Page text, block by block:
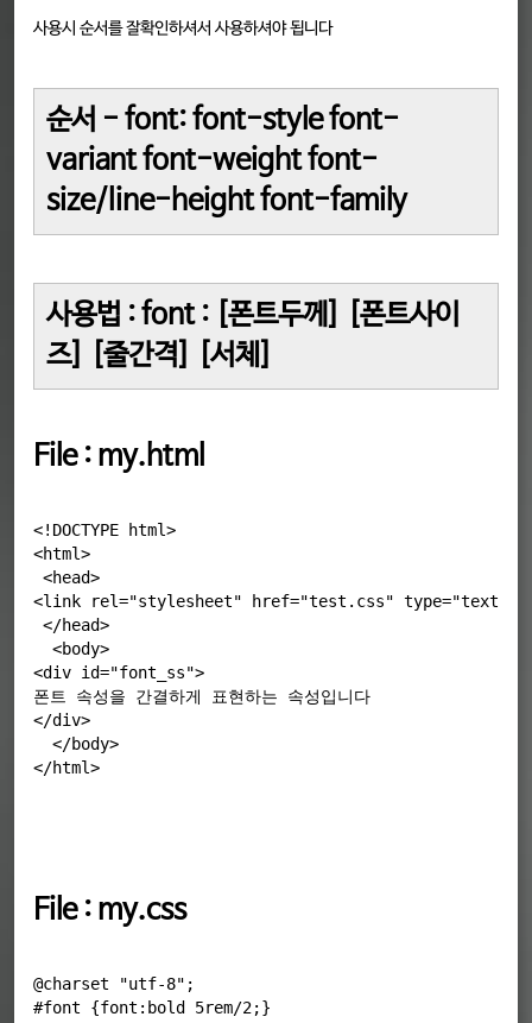
사용시 순서를 잘확인하셔서 사용하셔야 됩니다
순서 - font: font-style font-
variant font-weight font-
size/line-height font-family
사용법 : font : [폰트두께] [폰트사이
즈] [줄간격] [서체]
File : my.html
<!DOCTYPE html>
<html>
<head>
<link rel="stylesheet" href="test.css" type="text/
</head>
<body>
<div id="font_ss">
폰트 속성을 간결하게 표현하는 속성입니다
</body>
</html>
File : my.css
@charset "utf-8";